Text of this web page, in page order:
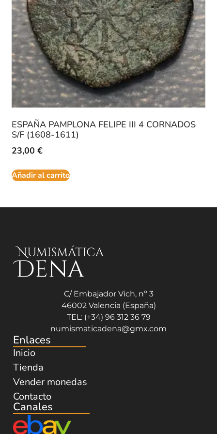
ESPAÑA PAMPLONA FELIPE III 4 CORNADOS
S/F (1608-1611)
23,00 €
Añadir al carrito
C/ Embajador Vich, nº 3
46002 Valencia (España)
TEL: (+34) 96 312 36 79
numismaticadena@gmx.com
Enlaces
Inicio
Tienda
Vender monedas
Contacto
Canales